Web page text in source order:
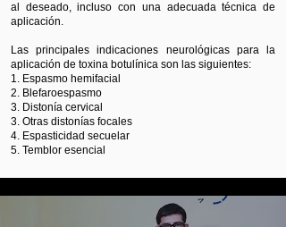
al deseado, incluso con una adecuada técnica de
aplicación.
Las principales indicaciones neurológicas para la
aplicación de toxina botulínica son las siguientes:
1. Espasmo hemifacial
2. Blefaroespasmo
3. Distonía cervical
3. Otras distonías focales
4. Espasticidad secuelar
5. Temblor esencial